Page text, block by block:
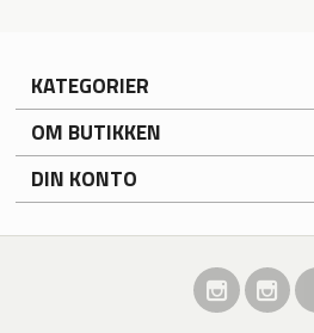
KATEGORIER
OM BUTIKKEN
DIN KONTO